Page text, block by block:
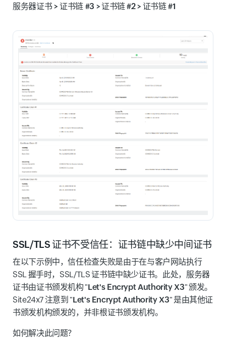
服务器证书 > 证书链 #3 > 证书链 #2 > 证书链 #1
SSL/TLS 证书不受信任：证书链中缺少中间证书
在以下示例中，信任检查失败是由于在与客户网站执行
SSL 握手时，SSL/TLS 证书链中缺少证书。此处，服务器
证书由证书颁发机构 "Let's Encrypt Authority X3" 颁发。
Site24x7 注意到 "Let's Encrypt Authority X3" 是由其他证
书颁发机构颁发的，并非根证书颁发机构。
如何解决此问题？